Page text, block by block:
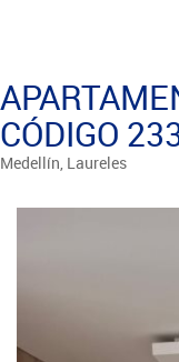
CÓDIGO
Medellín, Laureles